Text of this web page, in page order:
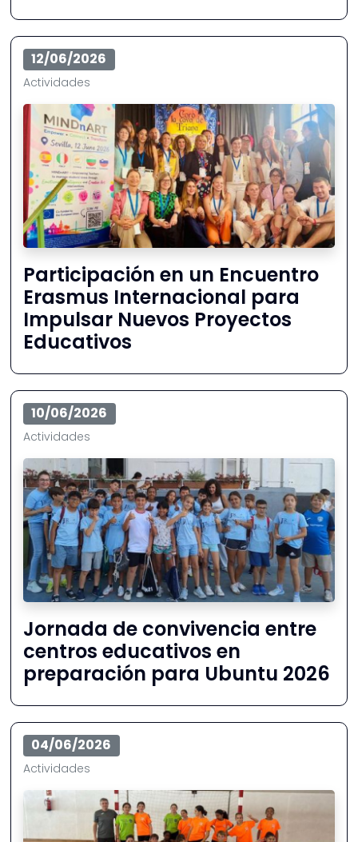
12/06/2026
Actividades
Participación en un Encuentro
Erasmus Internacional para
Impulsar Nuevos Proyectos
Educativos
10/06/2026
Actividades
Jornada de convivencia entre
centros educativos en
preparación para Ubuntu 2026
04/06/2026
Actividades